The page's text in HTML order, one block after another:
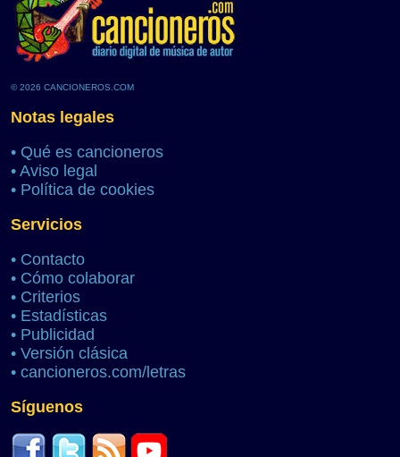
© 2026 CANCIONEROS.COM
Notas legales
• Qué es cancioneros
• Aviso legal
• Política de cookies
Servicios
• Contacto
• Cómo colaborar
• Criterios
• Estadísticas
• Publicidad
• Versión clásica
• cancioneros.com/letras
Síguenos